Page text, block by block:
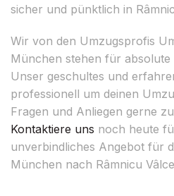
sicher und pünktlich in
Wir von den Umzugsprofis
München stehen für absolute
Unser geschultes und
professionell um deinen
Fragen und Anliegen gerne
Kontaktiere uns noch heute
unverbindliches Angebot für
München nach Râmnicu